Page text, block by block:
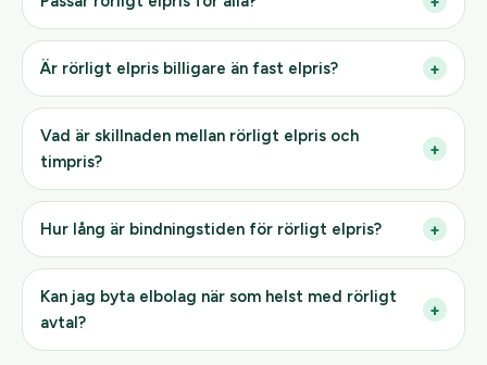
Är rörligt elpris billigare än fast elpris? +
Vad är skillnaden mellan rörligt elpris och
timpris?
+
Hur lång är bindningstiden för rörligt elpris? +
Kan jag byta elbolag när som helst med rörligt
avtal?
+